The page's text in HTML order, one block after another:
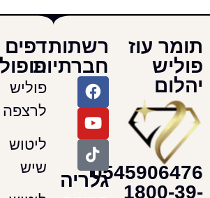
רשתות
חברתיות
גלריה
דפים
פופולריים
פוליש
לרצפה
ליטוש
שיש
ניקוי
דקים
ניקוי
ניקוי